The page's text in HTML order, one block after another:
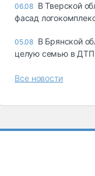
06.08 В Тверской
фасад
05.08 В Брянской
целую семью в ДТП
Все новости